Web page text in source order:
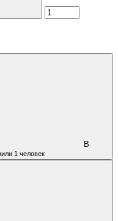
В
1 человек